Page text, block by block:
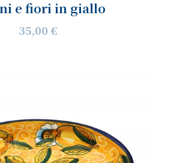
e fiori in giallo
35,00 €